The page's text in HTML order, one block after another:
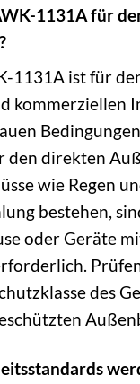
1131A für
1131A ist für
kommerziellen
den direkten
wie Regen
bestehen,
oder Geräte
des